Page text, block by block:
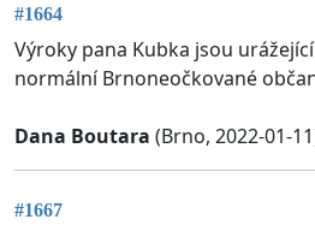
#1664
Výroky pana Kubka jsou
normální Brnoneočkované
Dana Boutara (Brno, 2022-01-
#1667